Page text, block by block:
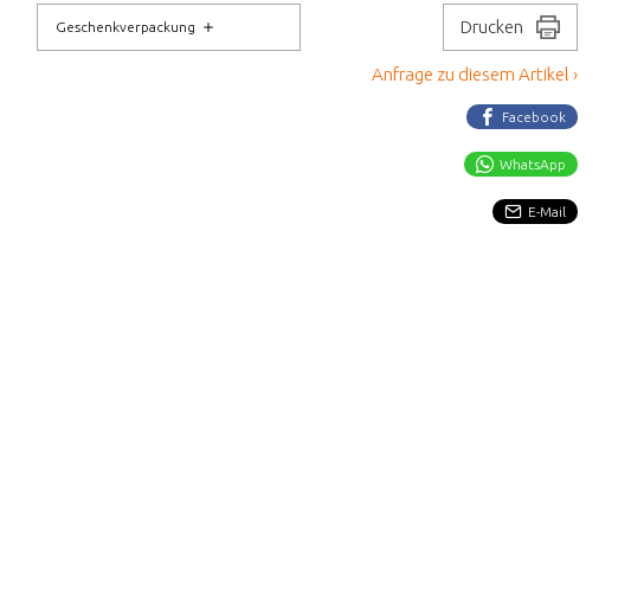
Geschenkverpackung Drucken
Anfrage zu diesem Artikel ›
Facebook
WhatsApp
E-Mail